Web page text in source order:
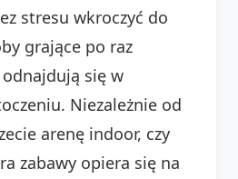
stresu wkroczyć do
grające po raz
się w
Niezależnie od
arenę indoor, czy
zabawy opiera się na